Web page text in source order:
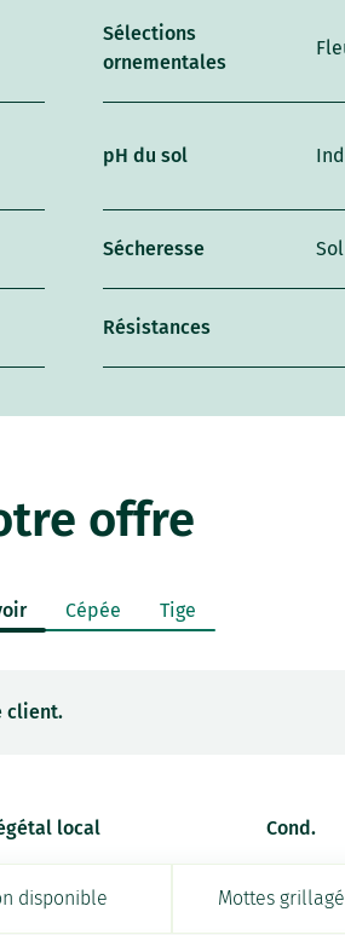
Sélections
ornementales
pH du sol
Sécheresse
Résistances
offre
Cépée Tige
client.
local Cond.
disponible Mottes